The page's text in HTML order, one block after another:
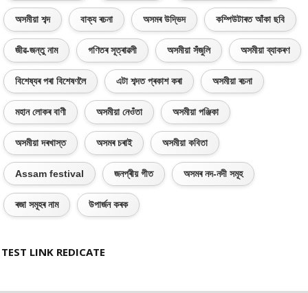
অসমীয়া শব্দ বাক্য ৰচনা অসমৰ উদ্ভিদ কম্পিউটাৰত আঁকা ছবি
জীৱ-জন্তু নাম গণিতৰ সূত্ৰাৱলী অসমীয়া সঁজুলি অসমীয়া ব্যাকৰণ
বিশেষ্যৰ পৰা বিশেষণলৈ এটা শব্দত প্ৰকাশ কৰা অসমীয়া ৰচনা
মহান লোকৰ বাণী অসমীয়া নেওঁতা অসমীয়া পঞ্জিকা
অসমীয়া দৰখাস্ত অসমৰ চৰাই অসমীয়া কবিতা
Assam festival জনপ্ৰীয় গীত অসমৰ নদ-নদী সমূহ
ৰজা সমূহৰ নাম উপাৰ্জন কৰক
TEST LINK REDICATE